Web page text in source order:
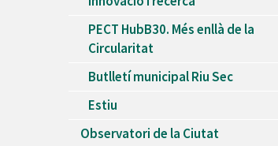
PECT HubB30. Més enllà de la
Circularitat
Butlletí municipal Riu Sec
Estiu
Observatori de la Ciutat